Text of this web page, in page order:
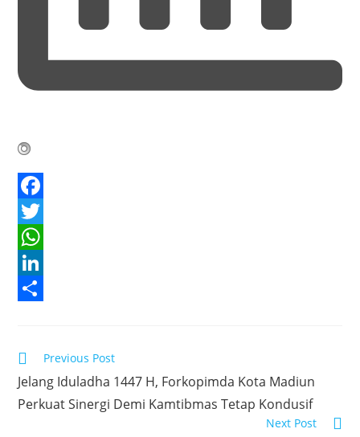
F
a
c
e
o
k
T
w
e
r
W
h
s
A
L
k
e
a
r
Read
more
articles
Previous Post
Jelang Iduladha 1447 H, Forkopimda Kota Madiun
Perkuat Sinergi Demi Kamtibmas Tetap Kondusif
Next Post